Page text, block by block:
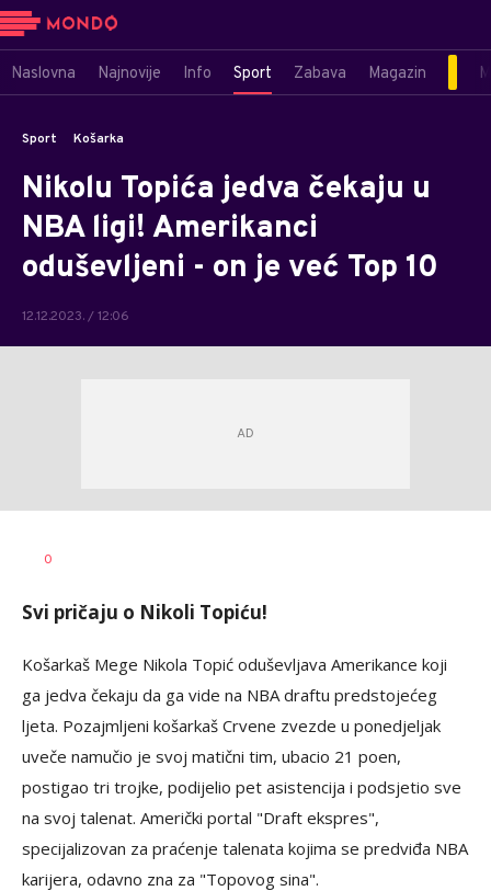
Naslovna Najnovije Info Sport Zabava Magazin
Sport Košarka
Nikolu Topića jedva čekaju u
NBA ligi! Amerikanci
oduševljeni - on je već Top 10
12.12.2023. / 12:06
AUTOR
0
Svi pričaju o Nikoli Topiću!
Košarkaš Mege Nikola Topić oduševljava Amerikance koji
ga jedva čekaju da ga vide na NBA draftu predstojećeg
ljeta. Pozajmljeni košarkaš Crvene zvezde u ponedjeljak
uveče namučio je svoj matični tim, ubacio 21 poen,
postigao tri trojke, podijelio pet asistencija i podsjetio sve
na svoj talenat. Američki portal "Draft ekspres",
specijalizovan za praćenje talenata kojima se predviđa NBA
karijera, odavno zna za "Topovog sina".